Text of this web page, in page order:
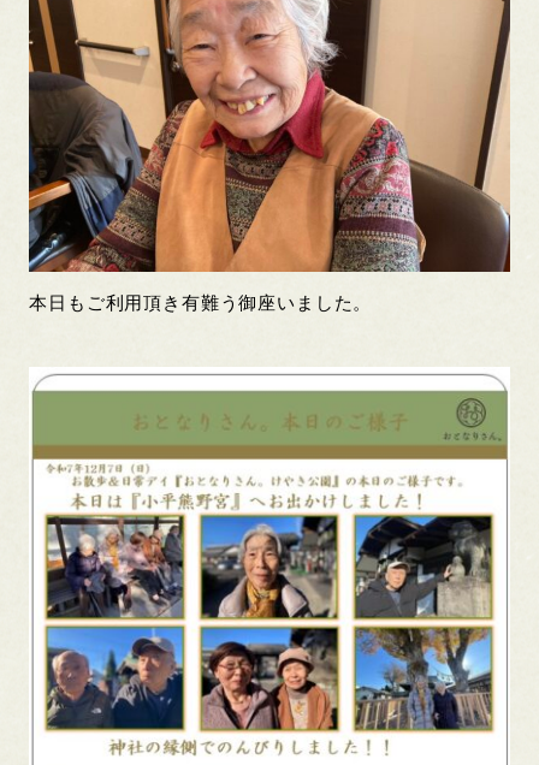
本日もご利用頂き有難う御座いました。